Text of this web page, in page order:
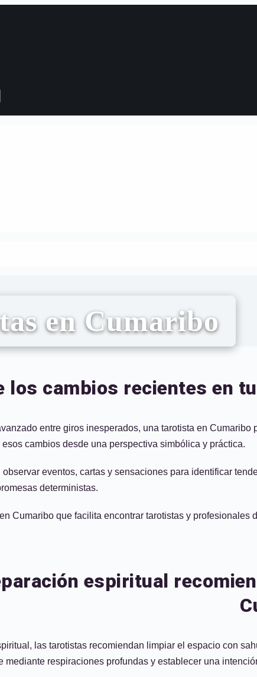
en Cumaribo
los cambios recientes en
entre giros inesperados, una tarotista en
cambios desde una perspectiva simbólica y práctica.
observar eventos, cartas y sensaciones para identificar
deterministas.
Cumaribo que facilita encontrar tarotistas y
espiritual
las tarotistas recomiendan limpiar el espacio con
mediante respiraciones profundas y establecer una